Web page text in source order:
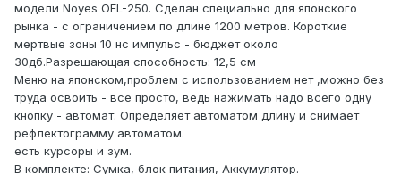
модели Noyes OFL-250. Сделан специально для японского
рынка - с ограничением по длине 1200 метров. Короткие
мертвые зоны 10 нс импульс - бюджет около
30дб.Разрешающая способность: 12,5 см
Меню на японском,проблем с использованием нет ,можно без
труда освоить - все просто, ведь нажимать надо всего одну
кнопку - автомат. Определяет автоматом длину и снимает
рефлектограмму автоматом.
есть курсоры и зум.
В комплекте: Сумка, блок питания, Аккумулятор.